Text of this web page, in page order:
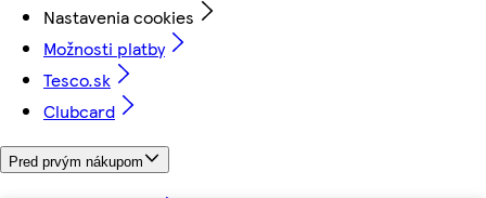
Nastavenia cookies
Možnosti platby
Tesco.sk
Clubcard
Pred prvým nákupom